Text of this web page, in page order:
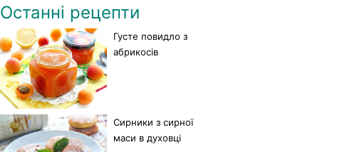
Останні рецепти
Густе повидло з
абрикосів
Сирники з сирної
маси в духовці